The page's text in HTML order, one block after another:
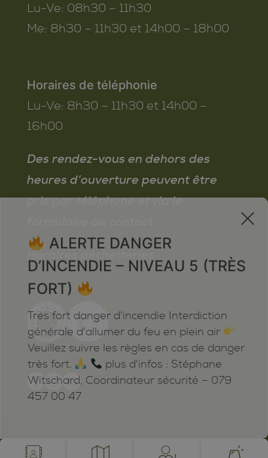
Lu-Ve: 08h30 – 11h30
Me: 8h30 – 11h30 et 14h00 – 18h00
Horaires de téléphonie
Lu-Ve: 8h30 – 11h30 et 14h00 –
16h00
Des rendez-vous en dehors des
heures d’ouverture peuvent être
pris par téléphone et via le
Horaires déchetteries
powered by /BOOMERANG
Mentions légales Plan du site Cookies
x
ALERTE DANGER
D’INCENDIE – NIVEAU 5 (TRÈS
FORT)
Très fort danger d'incendie Interdiction
générale d'allumer du feu en plein air
Veuillez suivre les règles en cas de danger
très fort.
plus d'infos : Stéphane
Witschard, Coordinateur sécurité – 079
457 00 47